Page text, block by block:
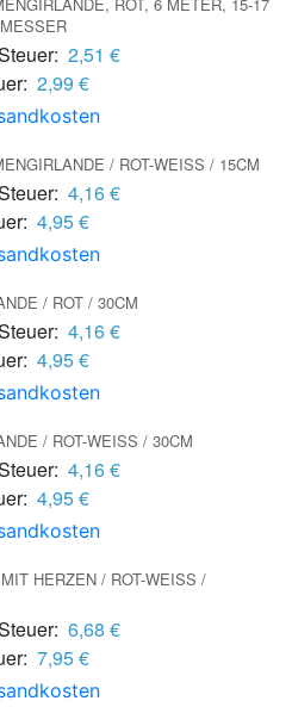
2,51 €
2,99 €
/ ROT-WEISS / 15CM
4,16 €
4,95 €
/ ROT / 30CM
4,16 €
4,95 €
/ ROT-WEISS / 30CM
4,16 €
4,95 €
HERZEN / ROT-WEISS / 2
6,68 €
7,95 €